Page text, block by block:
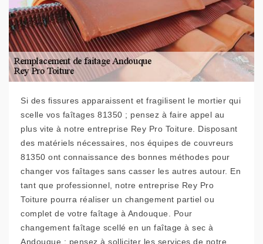
Si des fissures apparaissent et fragilisent le mortier qui
scelle vos faîtages 81350 ; pensez à faire appel au
plus vite à notre entreprise Rey Pro Toiture. Disposant
des matériels nécessaires, nos équipes de couvreurs
81350 ont connaissance des bonnes méthodes pour
changer vos faîtages sans casser les autres autour. En
tant que professionnel, notre entreprise Rey Pro
Toiture pourra réaliser un changement partiel ou
complet de votre faîtage à Andouque. Pour
changement faîtage scellé en un faîtage à sec à
Andouque ; pensez à solliciter les services de notre